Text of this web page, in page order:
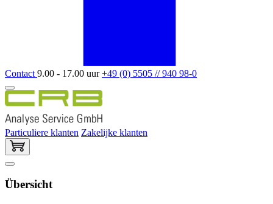
Contact 9.00 - 17.00 uur+49 (0) 5505 // 940 98-0
Particuliere klanten Zakelijke klanten
Übersicht